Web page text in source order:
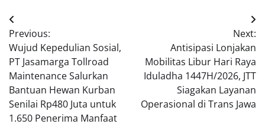
Post
navigation
Previous:
Wujud Kepedulian Sosial,
PT Jasamarga Tollroad
Maintenance Salurkan
Bantuan Hewan Kurban
Senilai Rp480 Juta untuk
1.650 Penerima Manfaat
Next:
Antisipasi Lonjakan
Mobilitas Libur Hari Raya
Iduladha 1447H/2026, JTT
Siagakan Layanan
Operasional di Trans Jawa